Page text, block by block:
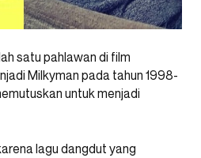
satu pahlawan di film
Milkyman pada tahun 1998-
untuk menjadi
lagu dangdut yang